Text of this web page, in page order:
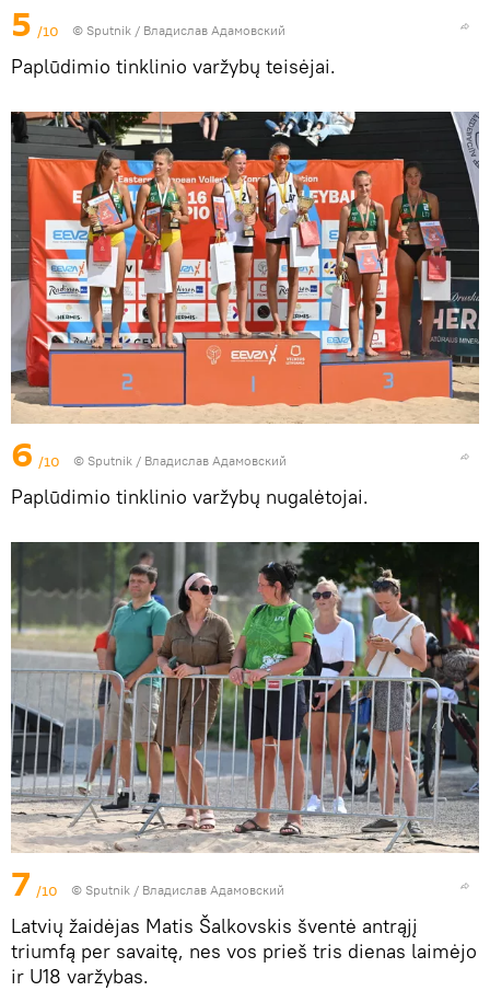
5 /10 © Sputnik / Владислав Адамовский
Paplūdimio tinklinio varžybų teisėjai.
6 /10 © Sputnik / Владислав Адамовский
Paplūdimio tinklinio varžybų nugalėtojai.
7 /10 © Sputnik / Владислав Адамовский
Latvių žaidėjas Matis Šalkovskis šventė antrąjį
triumfą per savaitę, nes vos prieš tris dienas laimėjo
ir U18 varžybas.